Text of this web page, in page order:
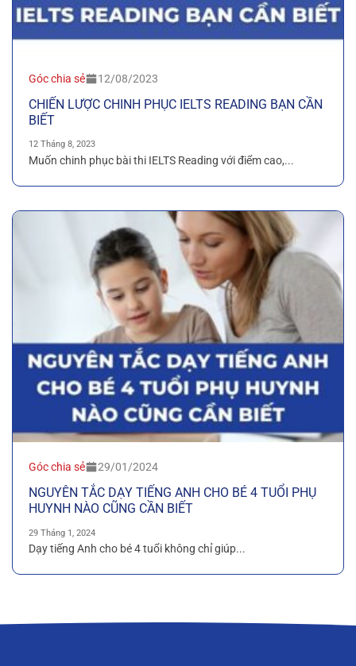
Góc chia sẻ 12/08/2023
CHIẾN LƯỢC CHINH PHỤC IELTS READING BẠN CẦN
BIẾT
12 Tháng 8, 2023
Muốn chinh phục bài thi IELTS Reading với điểm cao,...
Góc chia sẻ 29/01/2024
NGUYÊN TẮC DẠY TIẾNG ANH CHO BÉ 4 TUỔI PHỤ
HUYNH NÀO CŨNG CẦN BIẾT
29 Tháng 1, 2024
Dạy tiếng Anh cho bé 4 tuổi không chỉ giúp...